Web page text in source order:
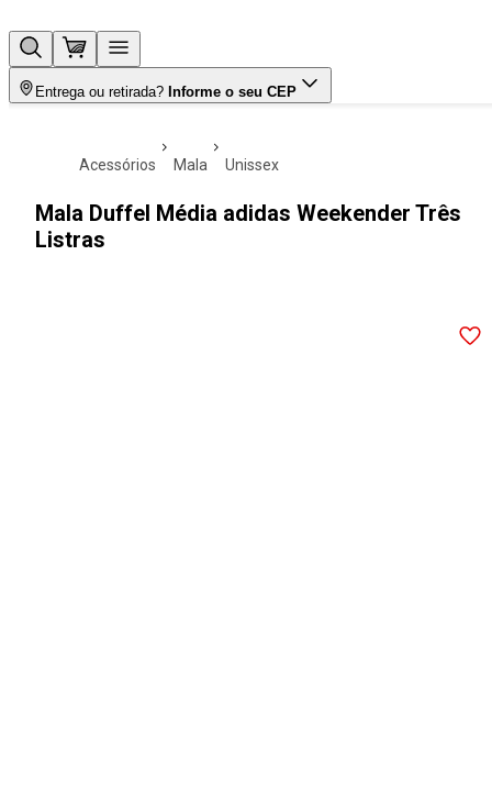
Entrega ou retirada? Informe o seu CEP
acessórios mala unissex
Mala Duffel Média adidas Weekender Três
Listras